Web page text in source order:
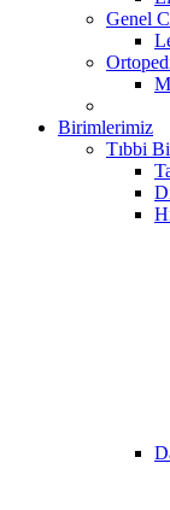
Genel
Birimlerimiz
Tıbbi